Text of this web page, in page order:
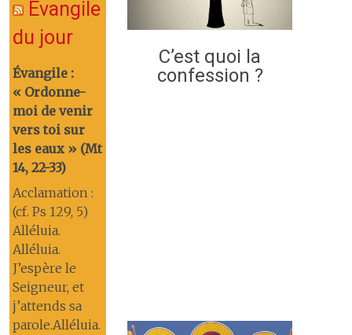
Évangile
du jour
Évangile :
« Ordonne-
moi de venir
vers toi sur
les eaux » (Mt
14, 22-33)
Acclamation :
(cf. Ps 129, 5)
Alléluia.
Alléluia.
J’espère le
Seigneur, et
j’attends sa
parole.Alléluia.
C’est quoi la
confession ?